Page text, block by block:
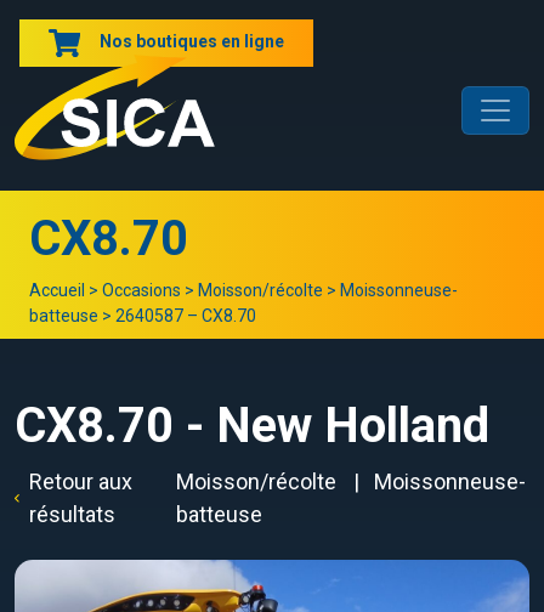
Nos boutiques en ligne
CX8.70
Accueil > Occasions > Moisson/récolte > Moissonneuse-
batteuse > 2640587 – CX8.70
CX8.70 - New Holland
Retour aux
résultats
Moisson/récolte
Moissonneuse-
batteuse